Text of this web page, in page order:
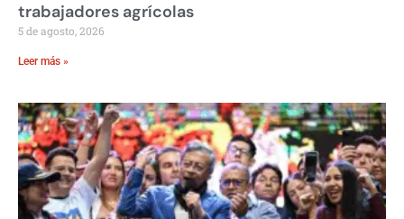
trabajadores agrícolas
5 de agosto, 2026
Leer más »